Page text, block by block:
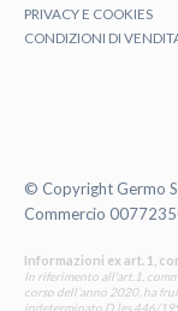
PRIVACY E COOKIES
CONDIZIONI DI
© Copyright Germo
Commercio
Informazioni ex art. 1,
In riferimento all'art.1,
corso dell’anno 2020, ha
indeterminato D.lgs 446/